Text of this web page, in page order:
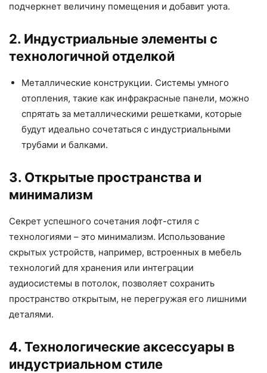
подчеркнет величину помещения и добавит уюта.
2. Индустриальные элементы с
технологичной отделкой
Металлические конструкции. Системы умного
отопления, такие как инфракрасные панели, можно
спрятать за металлическими решетками, которые
будут идеально сочетаться с индустриальными
трубами и балками.
3. Открытые пространства и
минимализм
Секрет успешного сочетания лофт-стиля с
технологиями – это минимализм. Использование
скрытых устройств, например, встроенных в мебель
технологий для хранения или интеграции
аудиосистемы в потолок, позволяет сохранить
пространство открытым, не перегружая его лишними
деталями.
4. Технологические аксессуары в
индустриальном стиле